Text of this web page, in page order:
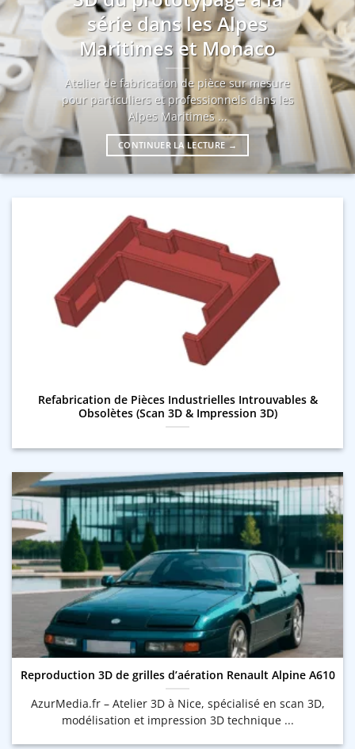
série dans les Alpes
Maritimes et Monaco
Atelier de fabrication de pièce sur mesure
pour particuliers et professionnels dans les
Alpes Maritimes ...
CONTINUER LA LECTURE →
Refabrication de Pièces Industrielles Introuvables &
Obsolètes (Scan 3D & Impression 3D)
Reproduction 3D de grilles d’aération Renault Alpine A610
AzurMedia.fr – Atelier 3D à Nice, spécialisé en scan 3D,
modélisation et impression 3D technique ...